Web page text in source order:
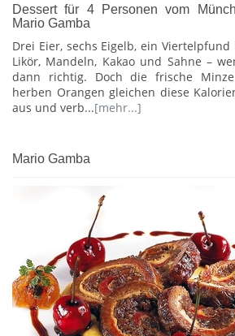
Dessert für 4 Personen vom
Mario Gamba
Drei Eier, sechs Eigelb, ein Viertelpfund
Likör, Mandeln, Kakao und Sahne –
dann richtig. Doch die frische
herben Orangen gleichen diese
aus und verb...[mehr...]
Mario Gamba